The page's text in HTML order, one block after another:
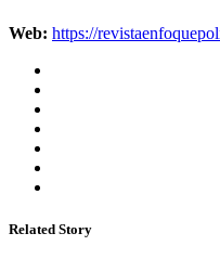
Web: https://
Related Story